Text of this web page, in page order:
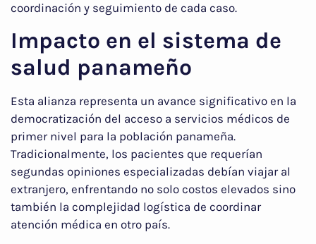
coordinación y seguimiento de cada caso.
Impacto en el sistema de
salud panameño
Esta alianza representa un avance significativo en la
democratización del acceso a servicios médicos de
primer nivel para la población panameña.
Tradicionalmente, los pacientes que requerían
segundas opiniones especializadas debían viajar al
extranjero, enfrentando no solo costos elevados sino
también la complejidad logística de coordinar
atención médica en otro país.